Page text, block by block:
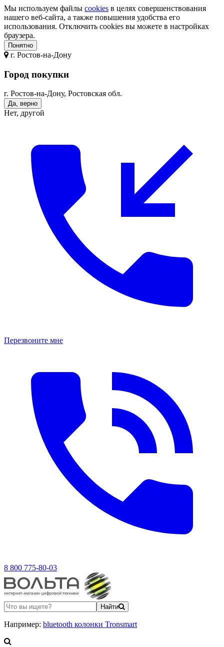
Мы используем файлы cookies в целях совершенствования
нашего веб-сайта, а также повышения удобства его
использования. Отключить cookies вы можете в настройках
браузера.
Понятно
г. Ростов-на-Дону
Город покупки
г. Ростов-на-Дону, Ростовская обл.
Да, верно
Нет, другой
Перезвоните мне
8 800 775-80-03
Найти
Например: bluetooth колонки Tronsmart